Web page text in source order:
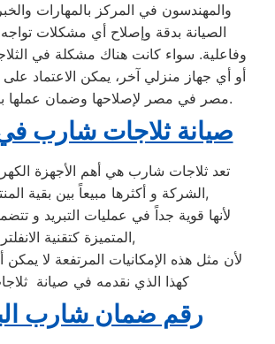
والمهندسون في المركز بالمهارات
الصيانة بدقة وإصلاح أي مشكلات
وفاعلية. سواء كانت هناك مشكلة في
أو أي جهاز منزلي آخر، يمكن الاعتماد
مصر في مصر لإصلاحها وضمان عملها بكفاءة مرة أخرى.
صيانة ثلاجات شارب في
تعد ثلاجات شارب هي أهم الأجهزة
الشركة و أكثرها مبيعاً بين بقية المنتجات الأخرى,
لأنها قوية جداً في عمليات التبريد و
المتميزة كتقنية الانفلتر,
لأن مثل هذه الإمكانيات المرتفعة لا يمكن
كهذا الذي نقدمه في صيانة
رقم ضمان شارب